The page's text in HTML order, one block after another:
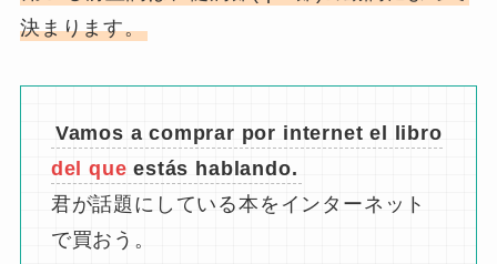
決まります。
Vamos a comprar por internet el libro
del que estás hablando.
君が話題にしている本をインターネット
で買おう。